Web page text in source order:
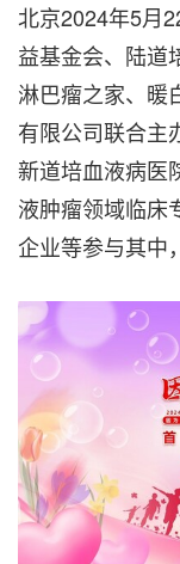
北京2024年5月
益基金会、陆道
淋巴瘤之家、暖
有限公司联合主
新道培血液病医
液肿瘤领域临床
企业等参与其中